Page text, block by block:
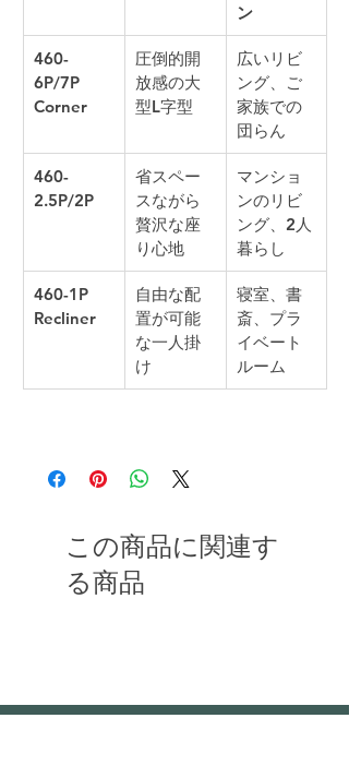
ン
460-
6P/7P
Corner
圧倒的開
放感の大
型L字型
広いリビ
ング、ご
家族での
団らん
460-
2.5P/2P
省スペー
スながら
贅沢な座
り心地
マンショ
ンのリビ
ング、2人
暮らし
460-1P
Recliner
自由な配
置が可能
な一人掛
け
寝室、書
斎、プラ
イベート
ルーム
この商品に関連す
る商品